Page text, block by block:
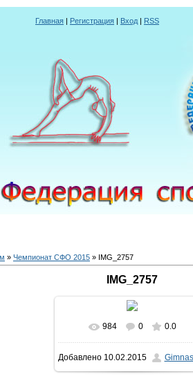
Главная | Регистрация | Вход | RSS
» Чемпионат СФО 2015 » IMG_2757
IMG_2757
В реальном размере
1600x1200/ 245.2Kb
984 0 0.0
Добавлено10.02.2015